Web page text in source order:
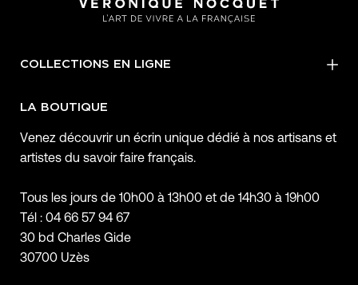
COLLECTIONS EN LIGNE
LA BOUTIQUE
Venez découvrir un écrin unique dédié à nos artisans et
artistes du savoir faire français.
Tous les jours de 10h00 à 13h00 et de 14h30 à 19h00
Tél : 04 66 57 94 67
30 bd Charles Gide
30700 Uzès